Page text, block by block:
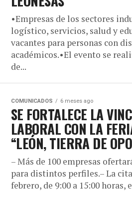
•Empresas de los sectores
logístico, servicios, salud y
vacantes para personas con
académicos.•El evento se
de...
COMUNICADOS 6 meses ago
SE FORTALECE LA
LABORAL CON LA
“LEÓN, TIERRA DE
– Más de 100 empresas
para distintos perfiles.– La
febrero, de 9:00 a 15:00 horas,